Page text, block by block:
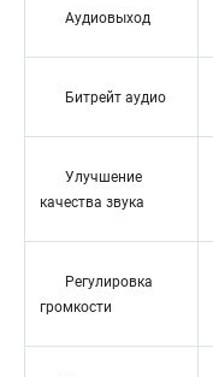
Аудиовыход
Битрейт аудио
Улучшение
качества звука
Регулировка
громкости